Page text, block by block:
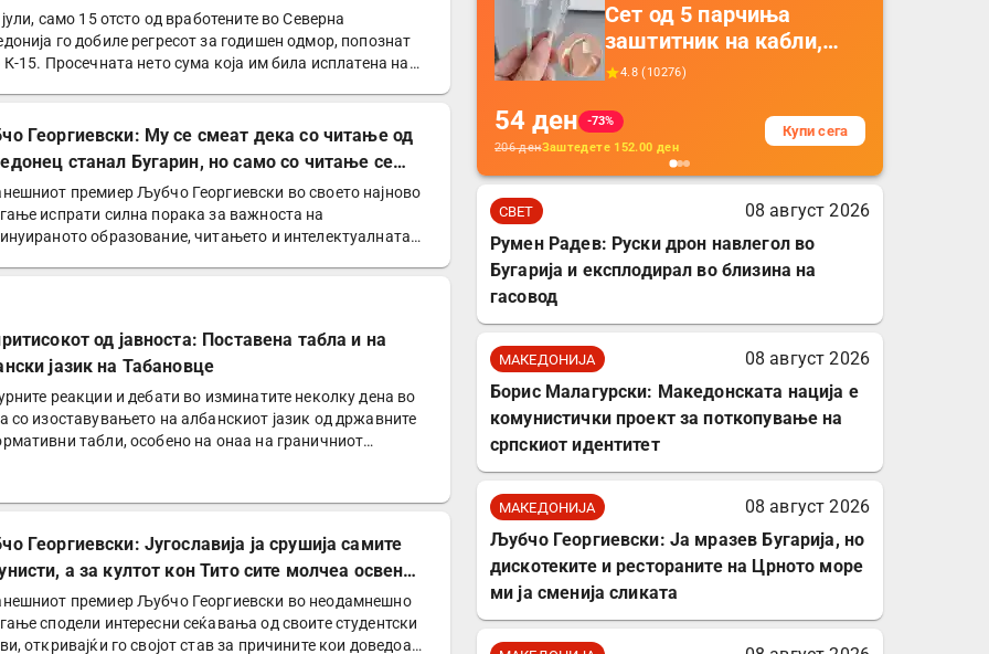
само 15 отсто од вработените во Северна
го добиле регресот за годишен одмор, попознат
К-15. Просечната нето сума која им била исплатена на
Георгиевски: Му се смеат дека со читање од
станал Бугарин, но само со читање се
интелектуалец
премиер Љубчо Георгиевски во своето најново
испрати силна порака за важноста на
образование, читањето и интелектуалната
од јавноста: Поставена табла и на
јазик на Табановце
реакции и дебати во изминатите неколку дена во
со изоставувањето на албанскиот јазик од државните
табли, особено на онаа на граничниот…
Георгиевски: Југославија ја срушија самите
а за култот кон Тито сите молчеа освен
премиер Љубчо Георгиевски во неодамнешно
сподели интересни сеќавања од своите студентски
откривајќи го својот став за причините кои доведоа…
Сет од 5 парчиња
заштитник на кабли,
прекривка за заштита
додатоци за заштита на
кабли, без батерија, за
мобилни телефони,
комплет за заштита на
4.8 (10276)
54 ден
-73%
206денЗаштедете 152.00 ден
Купи сега
СВЕТ
08 август 2026
Румен Радев: Руски дрон навлегол во
Бугарија и експлодирал во близина на
гасовод
МАКЕДОНИЈА
08 август 2026
Борис Малагурски: Македонската нација е
комунистички проект за поткопување на
српскиот идентитет
МАКЕДОНИЈА
08 август 2026
Љубчо Георгиевски: Ја мразев Бугарија, но
дискотеките и рестораните на Црното море
ми ја сменија сликата